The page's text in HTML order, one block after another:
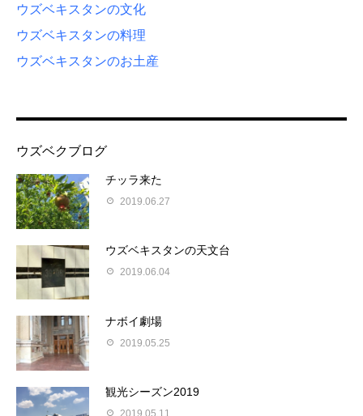
ウズベキスタンの文化
ウズベキスタンの料理
ウズベキスタンのお土産
ウズベクブログ
チッラ来た
2019.06.27
ウズベキスタンの天文台
2019.06.04
ナボイ劇場
2019.05.25
観光シーズン2019